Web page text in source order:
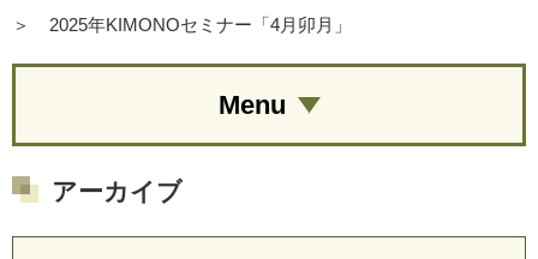
＞
2025年KIMONOセミナー「4月卯月」
Menu
アーカイブ